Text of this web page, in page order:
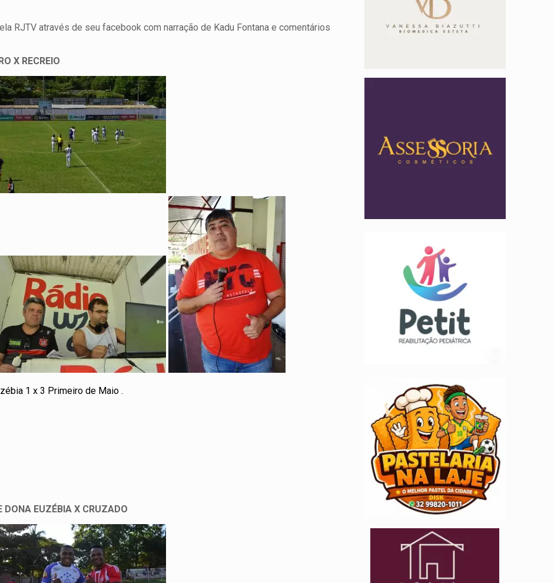
RJTV através de seu facebook com narração de Kadu Fontana e comentários
X RECREIO
1 x 3 Primeiro de Maio .
DONA EUZÉBIA X CRUZADO